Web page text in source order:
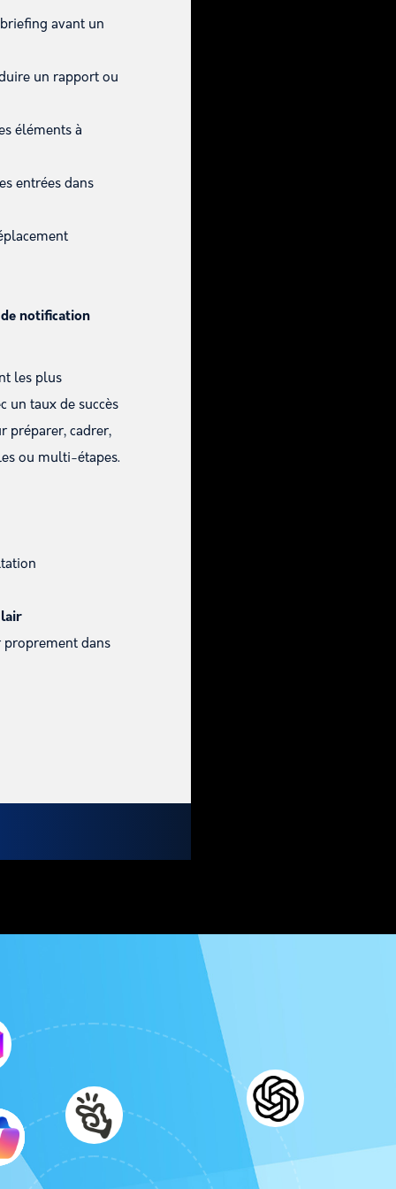
avant un
un rapport ou
éléments à
entrées dans
notification
les plus
un taux de succès
préparer, cadrer,
ou multi-étapes.
proprement dans